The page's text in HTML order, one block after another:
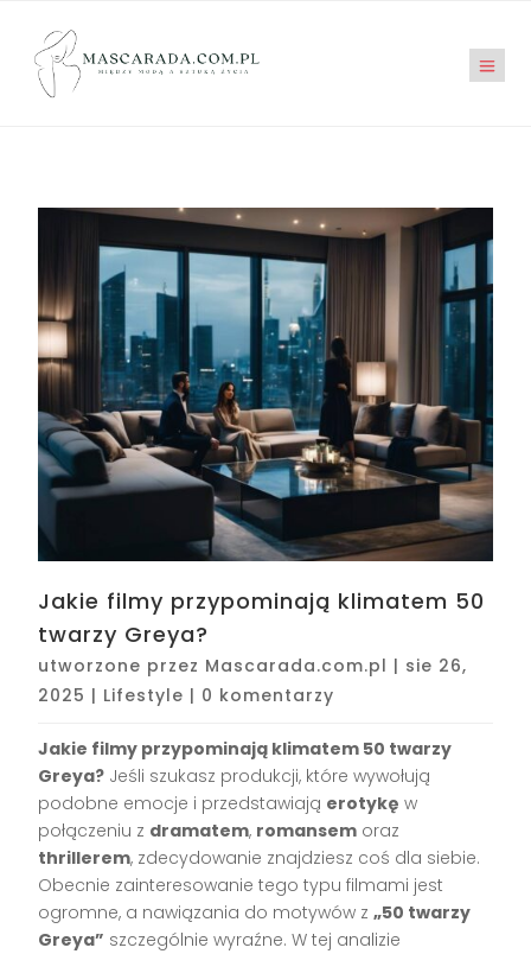
Jakie filmy przypominają klimatem 50
twarzy Greya?
utworzone przez Mascarada.com.pl | sie 26,
2025 | Lifestyle | 0 komentarzy
Jakie filmy przypominają klimatem 50 twarzy
Greya? Jeśli szukasz produkcji, które wywołują
podobne emocje i przedstawiają erotykę w
połączeniu z dramatem, romansem oraz
thrillerem, zdecydowanie znajdziesz coś dla siebie.
Obecnie zainteresowanie tego typu filmami jest
ogromne, a nawiązania do motywów z„50 twarzy
Greya” szczególnie wyraźne. W tej analizie